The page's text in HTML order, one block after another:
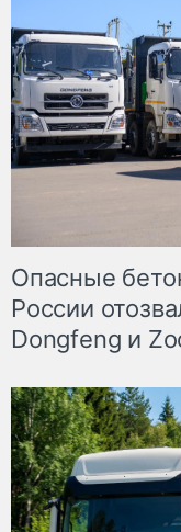
Опасные
России
Dongfeng и